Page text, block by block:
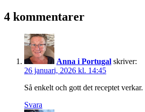
4 kommentarer
Anna i Portugal skriver:
26 januari, 2026 kl. 14:45
Så enkelt och gott det receptet verkar.
Svara